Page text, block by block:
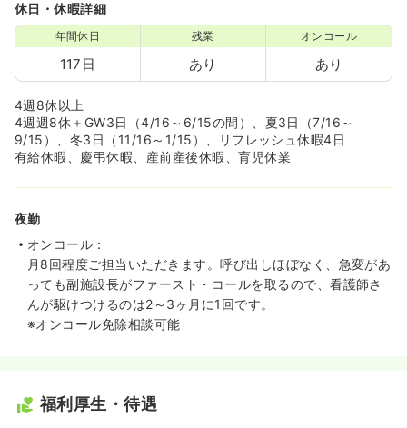
休日・休暇詳細
年間休日
117日
残業
あり
オンコール
あり
4週8休以上
4週週8休＋GW3日（4/16～6/15の間）、夏3日（7/16～
9/15）、冬3日（11/16～1/15）、リフレッシュ休暇4日
有給休暇、慶弔休暇、産前産後休暇、育児休業
夜勤
オンコール：
月8回程度ご担当いただきます。呼び出しほぼなく、急変があ
っても副施設長がファースト・コールを取るので、看護師さ
んが駆けつけるのは2～3ヶ月に1回です。
※オンコール免除相談可能
福利厚生・待遇